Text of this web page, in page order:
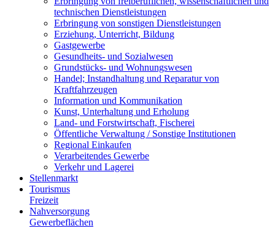
technischen Dienstleistungen
Erbringung von sonstigen Dienstleistungen
Erziehung, Unterricht, Bildung
Gastgewerbe
Gesundheits- und Sozialwesen
Grundstücks- und Wohnungswesen
Handel; Instandhaltung und Reparatur von
Kraftfahrzeugen
Information und Kommunikation
Kunst, Unterhaltung und Erholung
Land- und Forstwirtschaft, Fischerei
Öffentliche Verwaltung / Sonstige Institutionen
Regional Einkaufen
Verarbeitendes Gewerbe
Verkehr und Lagerei
Stellenmarkt
Tourismus
Freizeit
Nahversorgung
Gewerbeflächen